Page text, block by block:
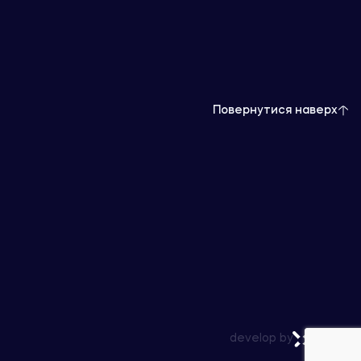
Повернутися наверх
develop by